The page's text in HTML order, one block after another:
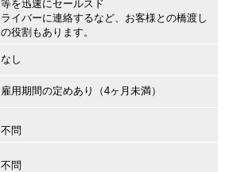
等を迅速にセールスド
ライバーに連絡するなど、お客様との橋渡し
の役割もあります。
なし
雇用期間の定めあり（4ヶ月未満）
不問
不問